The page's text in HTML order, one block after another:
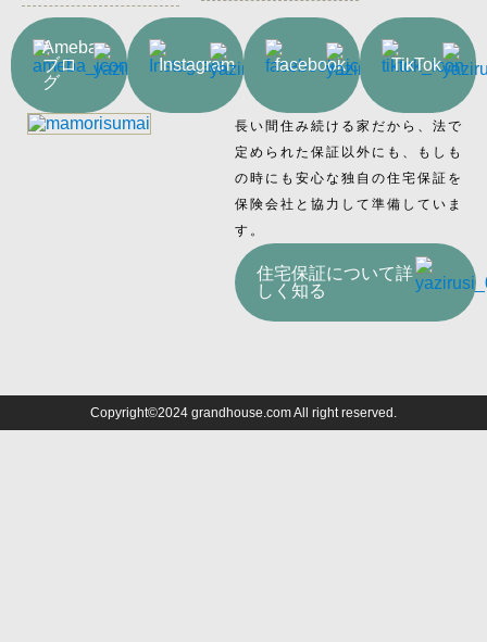
Ameba
ブロ
グ
Instagram facebook TikTok
長い間住み続ける家だから、法で
定められた保証以外にも、もしも
の時にも安心な独自の住宅保証を
保険会社と協力して準備していま
す。
住宅保証について詳
しく知る
Copyright©2024 grandhouse.com All right reserved.